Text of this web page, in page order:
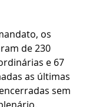
os
de 230
e 67
as últimas
sem